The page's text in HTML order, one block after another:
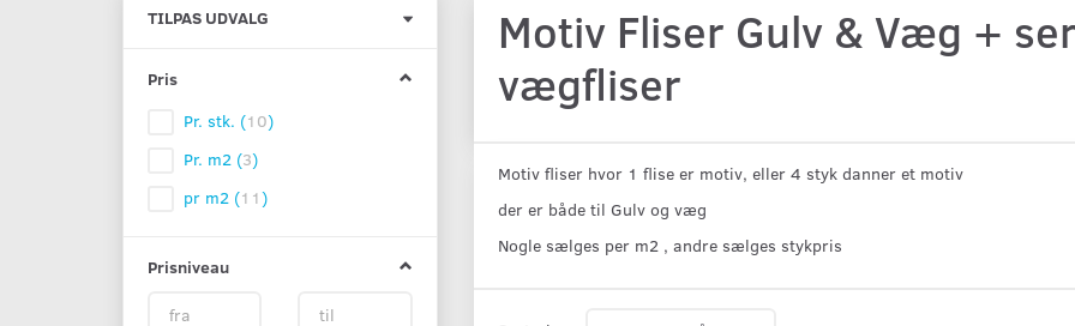
TILPAS UDVALG
Pris
Pr. stk. (10)
Pr. m2 (3)
pr m2 (11)
Prisniveau
Motiv Fliser Gulv & Væg +
vægfliser
Motiv fliser hvor 1 flise er motiv, eller 4 styk danner et motiv
der er både til Gulv og væg
Nogle sælges per m2 , andre sælges stykpris